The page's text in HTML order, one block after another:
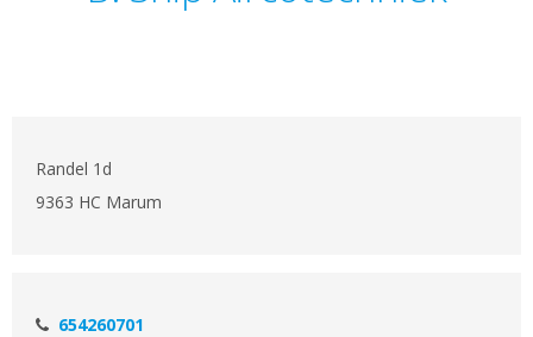
Randel 1d
9363 HC Marum
654260701